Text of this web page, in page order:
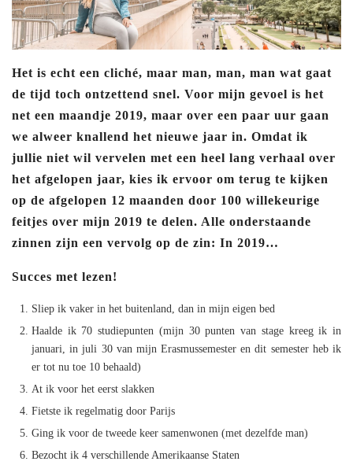
Het is echt een cliché, maar man, man, man wat gaat
de tijd toch ontzettend snel. Voor mijn gevoel is het
net een maandje 2019, maar over een paar uur gaan
we alweer knallend het nieuwe jaar in. Omdat ik
jullie niet wil vervelen met een heel lang verhaal over
het afgelopen jaar, kies ik ervoor om terug te kijken
op de afgelopen 12 maanden door 100 willekeurige
feitjes over mijn 2019 te delen. Alle onderstaande
zinnen zijn een vervolg op de zin: In 2019…
Succes met lezen!
Sliep ik vaker in het buitenland, dan in mijn eigen bed
Haalde ik 70 studiepunten (mijn 30 punten van stage kreeg ik in
januari, in juli 30 van mijn Erasmussemester en dit semester heb ik
er tot nu toe 10 behaald)
At ik voor het eerst slakken
Fietste ik regelmatig door Parijs
Ging ik voor de tweede keer samenwonen (met dezelfde man)
Bezocht ik 4 verschillende Amerikaanse Staten